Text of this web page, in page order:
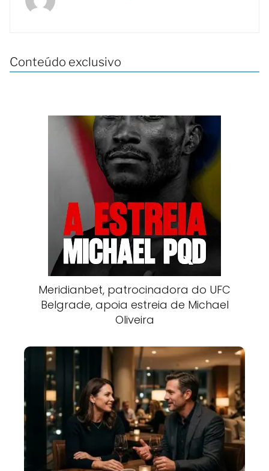
Conteúdo exclusivo
Meridianbet, patrocinadora do UFC
Belgrade, apoia estreia de Michael
Oliveira